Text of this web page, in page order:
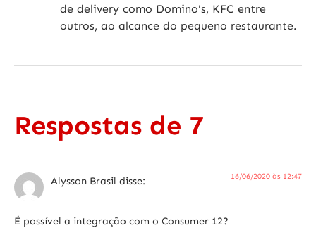
de delivery como Domino's, KFC entre
outros, ao alcance do pequeno restaurante.
Respostas de 7
Alysson Brasil disse: 16/06/2020 às 12:47
É possível a integração com o Consumer 12?